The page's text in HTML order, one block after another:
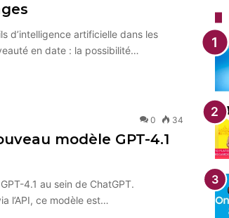
d’intelligence artificielle dans les
en date : la possibilité…
0 34
modèle GPT-4.1
4.1 au sein de ChatGPT.
l’API, ce modèle est…